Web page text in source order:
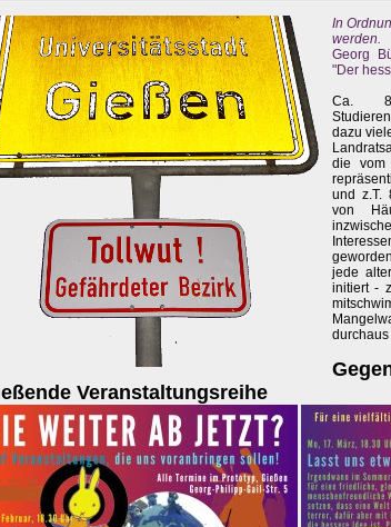
In
werden.
Georg
"Der
Ca.
dazu
die vom
und z.T.
von
jede
initiert -
Veranstaltungsreihe